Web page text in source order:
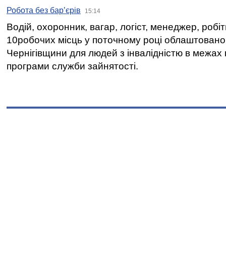
Робота без бар’єрів 15:14
Водій, охоронник, вагар, логіст, менеджер,
10робочих місць у поточному році
Чернігівщини для людей з інвалідністю в межах
програми служби зайнятості.